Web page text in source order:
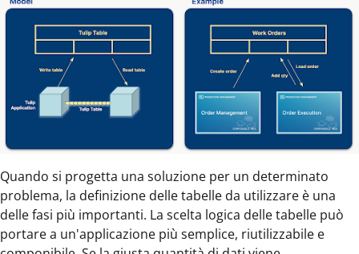
Quando si progetta una soluzione per un determinato
problema, la definizione delle tabelle da utilizzare è una
delle fasi più importanti. La scelta logica delle tabelle può
portare a un'applicazione più semplice, riutilizzabile e